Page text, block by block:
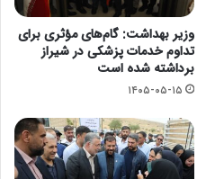
وزیر بهداشت: گام‌های مؤثری برای
تداوم خدمات پزشکی در شیراز
برداشته شده است
۱۴۰۵-۰۵-۱۵